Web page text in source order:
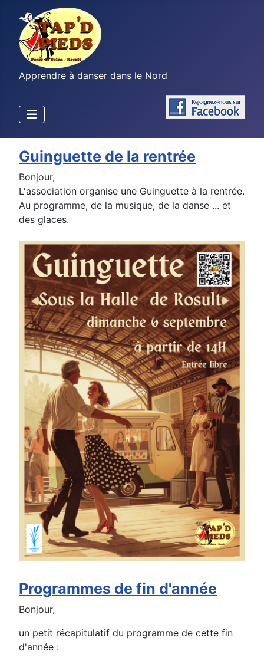
Apprendre à danser dans le Nord
Guinguette de la rentrée
Bonjour,
L'association organise une Guinguette à la rentrée.
Au programme, de la musique, de la danse ... et
des glaces.
Programmes de fin d'année
Bonjour,
un petit récapitulatif du programme de cette fin
d'année :